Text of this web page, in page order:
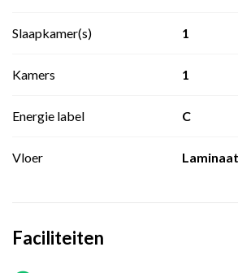
Slaapkamer(s) 1
Kamers 1
Energie label C
Vloer Laminaat
Faciliteiten